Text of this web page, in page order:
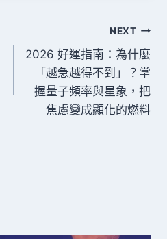
NEXT
2026 好運指南：為什麼
「越急越得不到」？掌
握量子頻率與星象，把
焦慮變成顯化的燃料